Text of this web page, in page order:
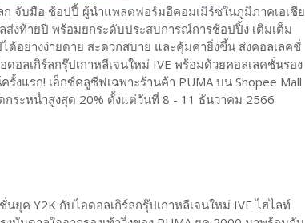
จับมือ ช้อปปี้ ผู้นำแพลตฟอร์มอีคอมเมิร์ซในภูมิภาคเอเชีย
ส่งท้ายปี พร้อมยกระดับประสบการณ์การช้อปปิ้ง เติมเต็ม
อย่างง่ายดาย สะดวกสบาย และคุ้มค่ายิ่งขึ้น ส่งคอลเลคชั่
ดอลเกิร์ลกรุ๊ปเกาหลีเจนใหม่ IVE พร้อมด้วยคอลเลคชั่นรอง
งแรก! เอ็กซ์คลูซีฟเฉพาะร้านค้า PUMA บน Shopee Mall
ระหน่ำสูงสุด 20% ตั้งแต่วันที่ 8 - 11 ธันวาคม 2566
ยุค Y2K กับไอดอลเกิร์ลกรุ๊ปเกาหลีเจนใหม่ IVE ไฮไลท์